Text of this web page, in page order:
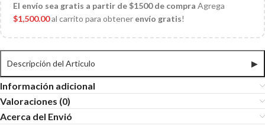
El envío sea gratis a partir de $1500 de compra Agrega
$1,500.00al carrito para obtener envío gratis!
Descripción del Articulo ▶
Información adicional
Valoraciones (0)
Acerca del Envió